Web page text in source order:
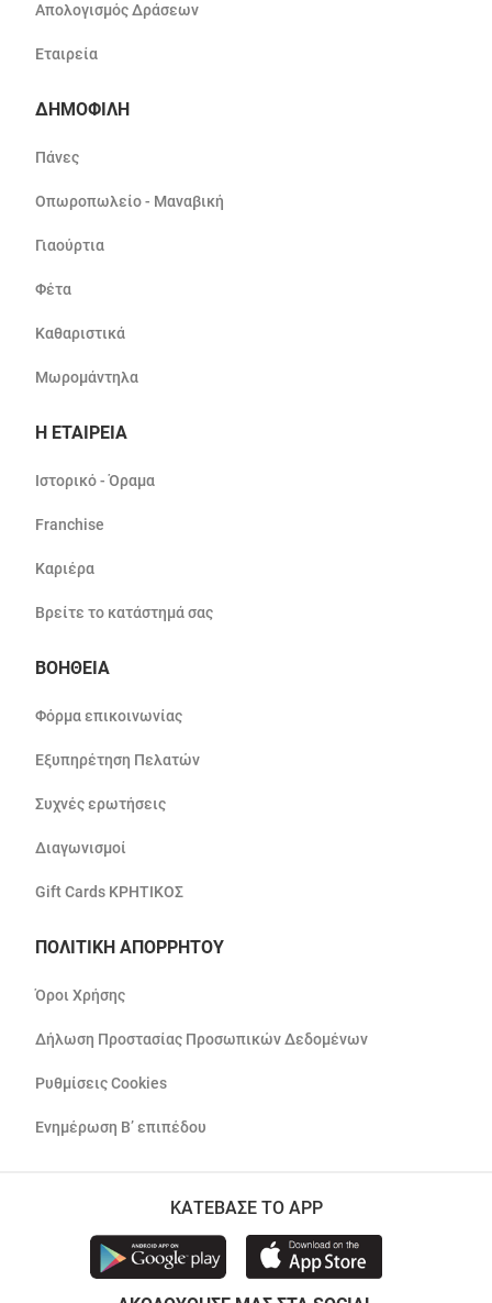
Απολογισμός Δράσεων
Εταιρεία
ΔΗΜΟΦΙΛΗ
Πάνες
Οπωροπωλείο - Μαναβική
Γιαούρτια
Φέτα
Καθαριστικά
Μωρομάντηλα
Η ΕΤΑΙΡΕΙΑ
Ιστορικό - Όραμα
Franchise
Καριέρα
Βρείτε το κατάστημά σας
ΒΟΗΘΕΙΑ
Φόρμα επικοινωνίας
Εξυπηρέτηση Πελατών
Συχνές ερωτήσεις
Διαγωνισμοί
Gift Cards ΚΡΗΤΙΚΟΣ
ΠΟΛΙΤΙΚΗ ΑΠΟΡΡΗΤΟΥ
Όροι Χρήσης
Δήλωση Προστασίας Προσωπικών Δεδομένων
Ρυθμίσεις Cookies
Ενημέρωση Β’ επιπέδου
ΚΑΤΕΒΑΣΕ ΤΟ APP